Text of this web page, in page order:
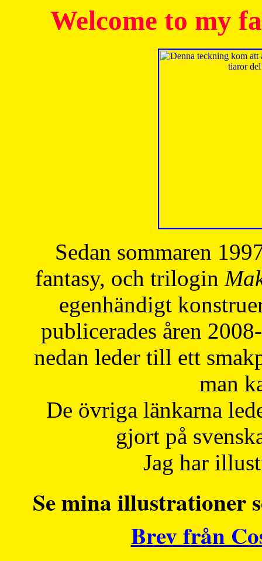
Welcome to my
Sedan sommaren
fantasy, och trilogin
egenhändigt
publicerades åren
nedan leder till ett
man
De övriga länkarna
gjort på
Jag har
Se mina illustrationer
Brev från